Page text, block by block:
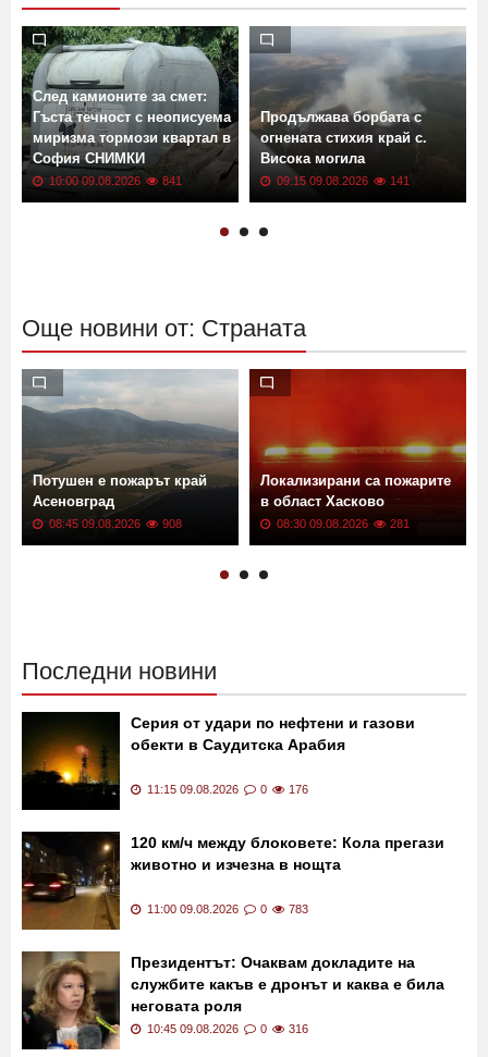
След камионите за смет:
Гъста течност с неописуема
миризма тормози квартал в
София СНИМКИ
10:00 09.08.2026 841
Продължава борбата с
огнената стихия край с.
Висока могила
09:15 09.08.2026 141
Още новини от: Страната
Потушен е пожарът край
Асеновград
08:45 09.08.2026 908
Локализирани са пожарите
в област Хасково
08:30 09.08.2026 281
Последни новини
Серия от удари по нефтени и газови
обекти в Саудитска Арабия
11:15 09.08.2026 0 176
120 км/ч между блоковете: Кола прегази
животно и изчезна в нощта
11:00 09.08.2026 0 783
Президентът: Очаквам докладите на
службите какъв е дронът и каква е била
неговата роля
10:45 09.08.2026 0 316